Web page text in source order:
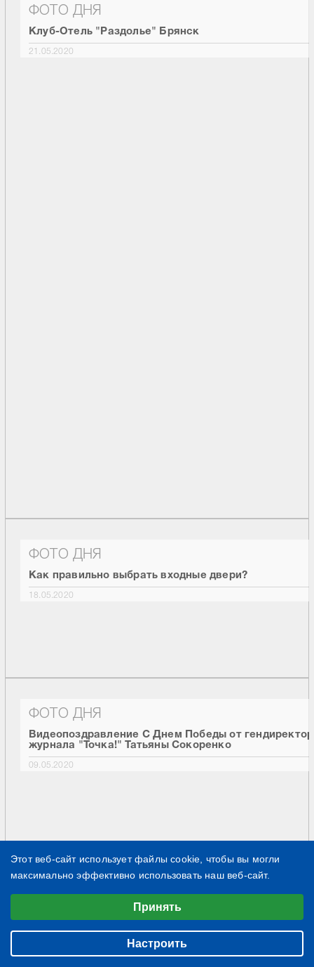
ФОТО ДНЯ
Клуб-Отель "Раздолье" Брянск
21.05.2020
ФОТО ДНЯ
Как правильно выбрать входные двери?
18.05.2020
ФОТО ДНЯ
Видеопоздравление С Днем Победы от
журнала "Точка!" Татьяны Сокоренко
09.05.2020
Этот веб-сайт использует файлы cookie, чтобы вы могли
максимально эффективно использовать наш веб-сайт.
Принять
Настроить